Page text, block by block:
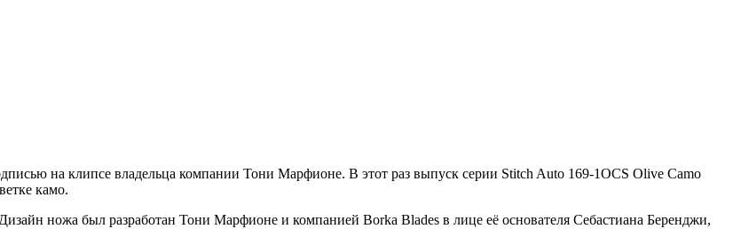
на клипсе владельца компании Тони Марфионе. В этот раз выпуск серии Stitch Auto 169-1OCS Olive Camo
камо.
ножа был разработан Тони Марфионе и компанией Borka Blades в лице её основателя Себастиана Беренджи,